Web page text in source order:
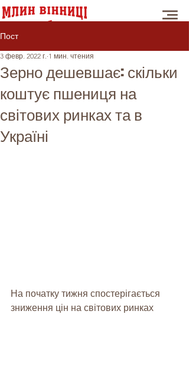
Пост
Зерно дешевшає: скільки
коштує пшениця на
світових ринках та в
Україні
3 февр. 2022 г. 1 мин. чтения
На початку тижня спостерігається
зниження цін на світових ринках